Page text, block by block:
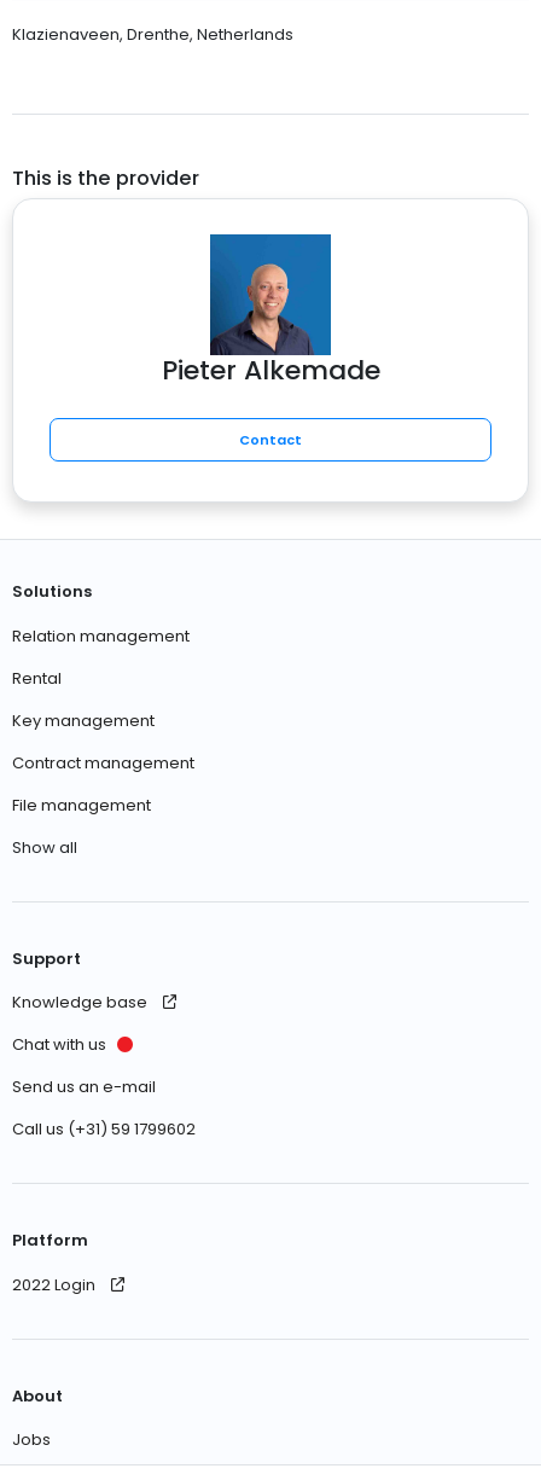
Klazienaveen, Drenthe, Netherlands
This is the provider
Pieter Alkemade
Contact
Solutions
Relation management
Rental
Key management
Contract management
File management
Show all
Support
Knowledge base
Chat with us
Send us an e-mail
Call us (+31) 59 1799602
Platform
2022 Login
About
Jobs